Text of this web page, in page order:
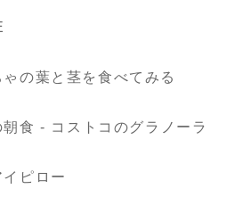
ゃの葉と茎を食べてみる
朝食 - コストコのグラノーラ
ピロー